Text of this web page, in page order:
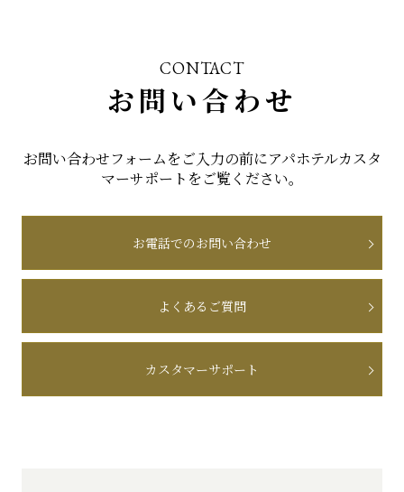
CONTACT
お問い合わせ
お問い合わせフォームをご入力の前にアパホテルカスタ
マーサポートをご覧ください。
お電話でのお問い合わせ
よくあるご質問
カスタマーサポート